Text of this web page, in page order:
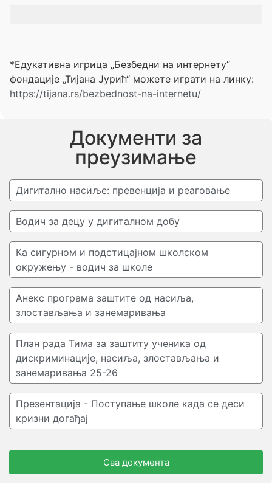
*Едукативна игрица „Безбедни на интернету“
фондације „Тијана Јурић“ можете играти на линку:
https://tijana.rs/bezbednost-na-internetu/
Документи за
преузимање
Дигитално насиље: превенција и реаговање
Водич за децу у дигиталном добу
Ка сигурном и подстицајном школском
окружењу - водич за школе
Анекс програма заштите од насиља,
злостављања и занемаривања
План рада Тима за заштиту ученика од
дискриминације, насиља, злостављања и
занемаривања 25-26
Презентација - Поступање школе када се деси
кризни догађај
Сва документа